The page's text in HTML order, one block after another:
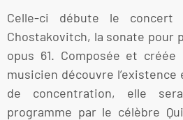
Celle-ci débute le
Chostakovitch, la sonate pour
opus 61. Composée et
musicien découvre l’existence
de concentration, elle
programme par le célèbre